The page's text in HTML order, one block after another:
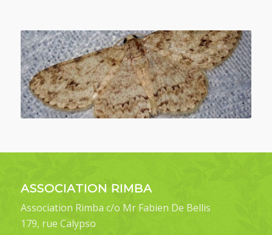
ASSOCIATION RIMBA
Association Rimba c/o Mr Fabien De Bellis
179, rue Calypso